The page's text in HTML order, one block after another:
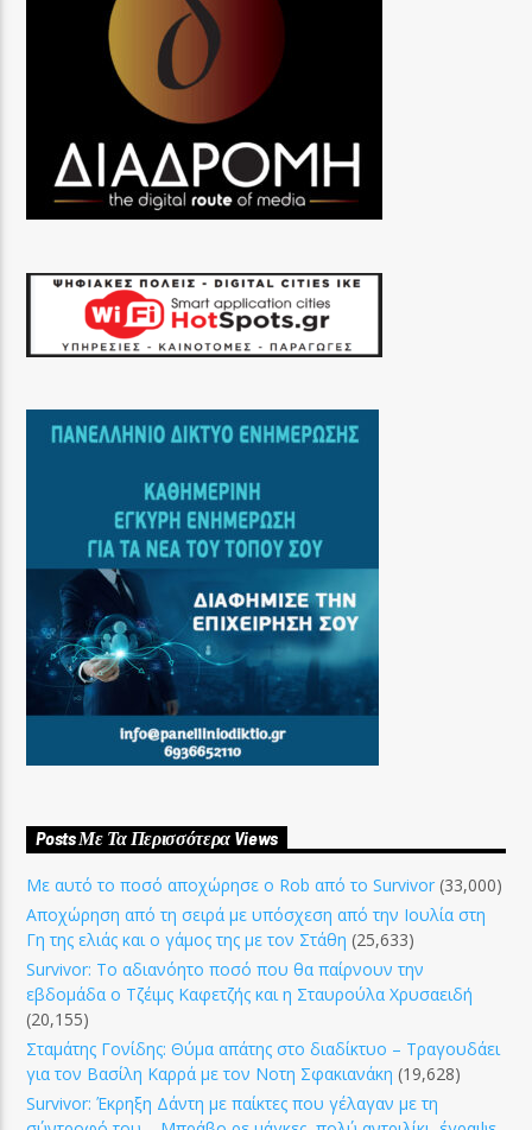
Posts Με Τα Περισσότερα Views
Με αυτό το ποσό αποχώρησε ο Rob από το Survivor (33,000)
Αποχώρηση από τη σειρά με υπόσχεση από την Ιουλία στη
Γη της ελιάς και ο γάμος της με τον Στάθη (25,633)
Survivor: Το αδιανόητο ποσό που θα παίρνουν την
εβδομάδα ο Τζέιμς Καφετζής και η Σταυρούλα Χρυσαειδή
(20,155)
Σταμάτης Γονίδης: Θύμα απάτης στο διαδίκτυο – Τραγουδάει
για τον Βασίλη Καρρά με τον Νοτη Σφακιανάκη (19,628)
Survivor: Έκρηξη Δάντη με παίκτες που γέλαγαν με τη